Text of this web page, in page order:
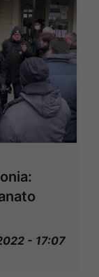
- 17:07